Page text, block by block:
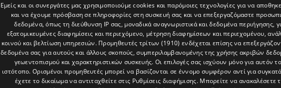
Εμείς και οι συνεργάτες μας χρησιμοποιούμε cookies και παρόμοιες τεχνολογίες για να
και να έχουμε πρόσβαση σε πληροφορίες στη συσκευή σας και να επεξεργαζόμαστε
δεδομένα, όπως τη διεύθυνση IP σας, μοναδικά αναγνωριστικά και δεδομένα περιήγησης,
εξατομικευμένες διαφημίσεις και περιεχόμενο, μέτρηση διαφημίσεων και περιεχομένου,
κοινού και βελτίωση υπηρεσιών. Προμηθευτές τρίτων (1910) ενδέχεται επίσης να
δεδομένα σας για αυτούς και άλλους σκοπούς, συμπεριλαμβανομένης της χρήσης ακριβών
γεωεντοπισμού και χαρακτηριστικών συσκευής. Οι επιλογές σας ισχύουν μόνο για αυτόν
ιστότοπο. Ορισμένοι προμηθευτές μπορεί να βασίζονται σε έννομο συμφέρον αντί για
έχετε το δικαίωμα να αντιταχθείτε στις Ρυθμίσεις διαφήμισης. Μπορείτε να ανακαλέσετε